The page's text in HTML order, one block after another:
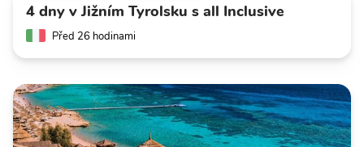
4 dny v Jižním Tyrolsku s all Inclusive
Před 26 hodinami